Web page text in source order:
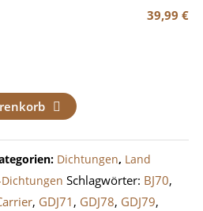
39,99€
Dichtungen, Land
Schlagwörter: BJ70,
, GDJ71 , GDJ78, GDJ79,